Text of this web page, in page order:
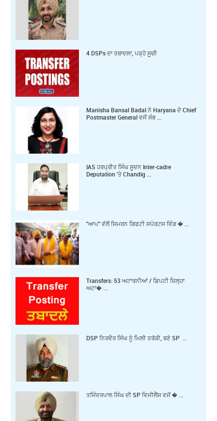
4 DSPs ਦਾ ਤਬਾਦਲਾ, ਪੜ੍ਹੋ ਸੂਚੀ
Manisha Bansal Badal ਨੇ Haryana ਦੇ Chief
Postmaster General ਵਜੋਂ ਸੰਭ ...
IAS ਹਰਪ੍ਰੀਤ ਸਿੰਘ ਸੂਦਨ Inter-cadre
Deputation 'ਤੇ Chandig ...
"ਆਪ" ਵੱਲੋਂ ਸਿਮਰਨ ਗਿਫਟੀ ਸਪੋਰਟਸ ਵਿੰਗ � ...
Transfers: 53 ਅਟਾਰਨੀਆਂ / ਡਿਪਟੀ ਜ਼ਿਲ੍ਹਾ
ਅਟਾ� ...
DSP ਨਿਰਵੈਰ ਸਿੰਘ ਨੂੰ ਮਿਲੀ ਤਰੱਕੀ, ਬਣੇ SP ...
ਤਜਿੰਦਰਪਾਲ ਸਿੰਘ ਦੀ SP ਵਿਜੀਲੈਂਸ ਵਜੋਂ � ...